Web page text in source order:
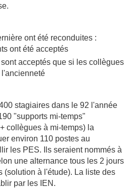
ont été reconduites :
ont été acceptés
acceptés que si les collègues
stagiaires dans le 92 l'année
"supports mi-temps"
collègues à mi-temps) la
environ 110 postes au
les PES. Ils seraient nommés à
une alternance tous les 2 jours
(solution à l'étude). La liste des
par les IEN.